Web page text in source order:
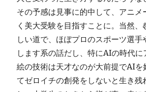
その予感は見事に的中して、アニメ
く美大受験を目指すことに。当然、
しい道で、ほぼプロのスポーツ選手
します系の話だし、特にAIの時代に
絵の技術は天才なのが大前提でAIを
てゼロイチの創発をしないと生き残